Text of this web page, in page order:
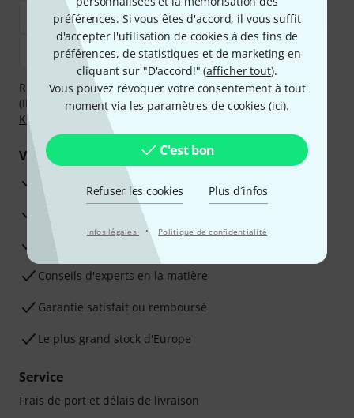
préférences. Si vous êtes d'accord, il vous suffit
d'accepter l'utilisation de cookies à des fins de
préférences, de statistiques et de marketing en
cliquant sur "D'accord!" (afficher tout).
Vous pouvez révoquer votre consentement à tout
moment via les paramètres de cookies (ici).
C'est bon
Refuser les cookies Plus d´infos
Infos légales · Politique de confidentialité
Réglez de manière sûre et sécurisée par Virement
(IBAN/BIC), PayPal, Amazon Pay,Klarna Payer Maintenant
Klarna Payer en 3 fois
Vos avantages
Ga­ran­tie Thomann 3 ans
Garantie 30 jours satisfait ou remboursé
Conseils d'experts en la matière
Garantie satisfait ou remboursé
Le plus grand stock d'Europe
Service
Frais de port et délais de livraison